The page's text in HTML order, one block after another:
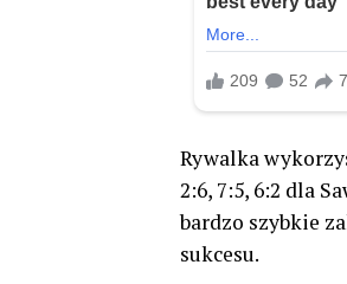
Rywalka
2:6, 7:5, 6:2 dla
bardzo szybkie
sukcesu.